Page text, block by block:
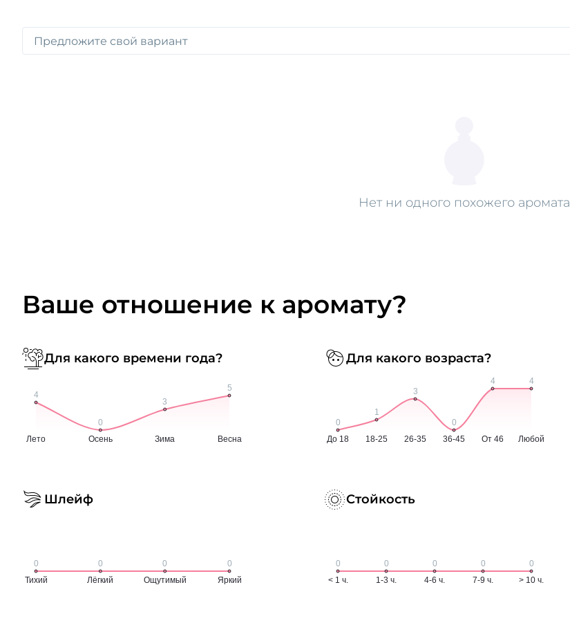
Нет ни одного похожего аромата
Ваше отношение к аромату?
Для какого времени года? Для какого возраста?
Шлейф Стойкость